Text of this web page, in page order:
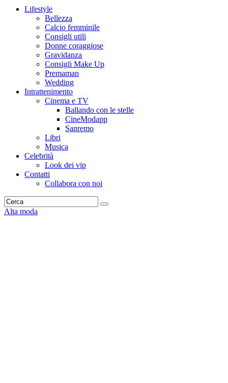
Lifestyle
Bellezza
Calcio femminile
Consigli utili
Donne coraggiose
Gravidanza
Consigli Make Up
Premaman
Wedding
Intrattenimento
Cinema e TV
Ballando con le stelle
CineModapp
Sanremo
Libri
Musica
Celebrità
Look dei vip
Contatti
Collabora con noi
Alta moda